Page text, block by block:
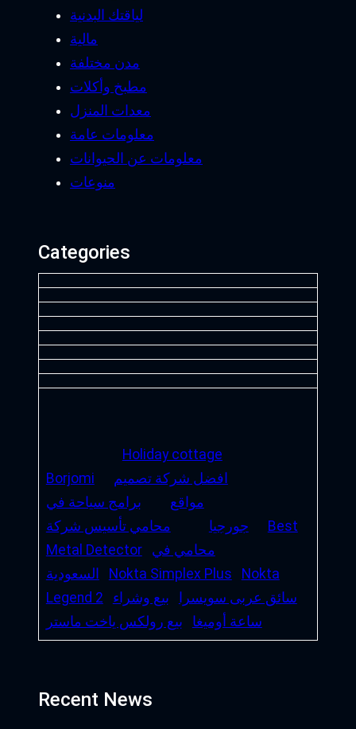
لياقتك البدنية
مالية
مدن مختلفة
مطبخ وأكلات
معدات المنزل
معلومات عامة
معلومات عن الحيوانات
منوعات
Categories
Holiday cottage
Borjomi
افضل شركة تصميم
مواقع
برامج سياحة في
جورجيا
محامي تأسيس شركة
Best
Metal Detector
محامي في
السعودية
Nokta Simplex Plus
Nokta
Legend 2
سائق عربى سويسرا
بيع وشراء
ساعة أوميغا
بيع رولكس ياخت ماستر
Recent News